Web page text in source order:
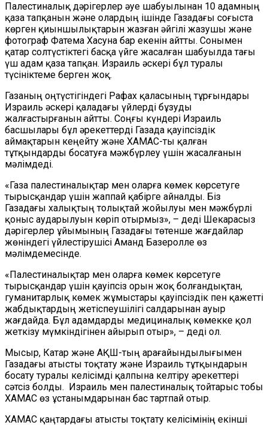
Палестиналық дәрігерлер әуе шабуылынан 10 адамның
қаза тапқанын және олардың ішінде Газадағы соғыста
көрген қиыншылықтарын жазған әйгілі жазушы және
фотограф Фатема Хасуна бар екенін айтты. Сонымен
қатар солтүстіктегі басқа үйге жасалған шабуылда тағы
үш адам қаза тапқан. Израиль әскері бұл туралы
түсініктеме берген жоқ.
Газаның оңтүстігіндегі Рафах қаласының тұрғындары
Израиль әскері қаладағы үйлерді бұзуды
жалғастырғанын айтты. Соңғы күндері Израиль
басшылары бұл әрекеттерді Газада қауіпсіздік
аймақтарын кеңейту және ХАМАС-ты қалған
тұтқындарды босатуға мәжбүрлеу үшін жасалғанын
мәлімдеді.
«Газа палестиналықтар мен оларға көмек көрсетуге
тырысқандар үшін жаппай қабірге айналды. Біз
Газадағы халықтың толықтай жойылуы мен мәжбүрлі
қоныс аударылуын көріп отырмыз», – деді Шекарасыз
дәрігерлер ұйымының Газадағы төтенше жағдайлар
жөніндегі үйлестірушісі Аманд Базеролле өз
мәлімдемесінде.
«Палестиналықтар мен оларға көмек көрсетуге
тырысқандар үшін қауіпсіз орын жоқ болғандықтан,
гуманитарлық көмек жұмыстары қауіпсіздік пен қажетті
жабдықтардың жетіспеушілігі салдарынан ауыр
жағдайда. Бұл адамдарды медициналық көмекке қол
жеткізу мүмкіндігінен айырып отыр», – деді ол.
Мысыр, Катар және АҚШ-тың арағайындылығымен
Газадағы атысты тоқтату және Израиль тұтқындарын
босату туралы келісімді қалпына келтіру әрекеттері
сәтсіз болды. Израиль мен палестиналық тойтарыс тобы
ХАМАС өз ұстанымдарынан бас тартпай отыр.
ХАМАС қаңтардағы атысты тоқтату келісімінің екінші